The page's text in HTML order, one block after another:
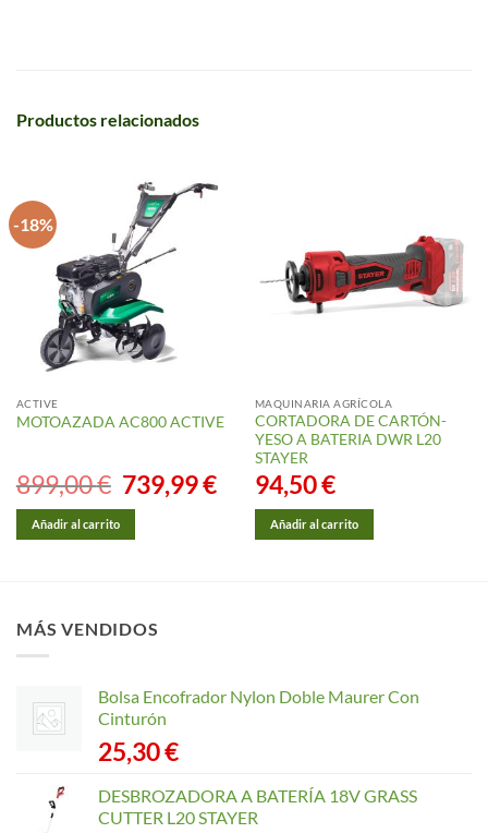
Productos relacionados
-18%
ACTIVE
MOTOAZADA AC800 ACTIVE
899,00€
El
precio
original
739,99€El
precio
actual
739,99 €.
Añadir al carrito
MAQUINARIA AGRÍCOLA
CORTADORA DE CARTÓN-
YESO A BATERIA DWR L20
STAYER
94,50€
Añadir al carrito
MÁS VENDIDOS
Bolsa Encofrador Nylon Doble Maurer Con
Cinturón
25,30€
DESBROZADORA A BATERÍA 18V GRASS
CUTTER L20 STAYER